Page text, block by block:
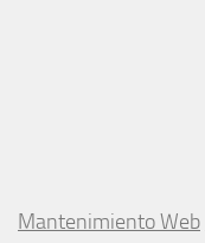
Mantenimiento Web